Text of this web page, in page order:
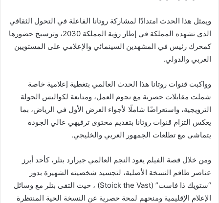
ويمثل هذا الحدث امتدادًا لمشاركة روتانا الفاعلة في التحول الثقافي
الذي تشهده المملكة في إطار رؤية المملكة 2030، وترسيخ حضورها
كمحرك رئيس في المشهدين السينمائي والإعلامي على المستويين
العربي والدولي.
وواكبت قنوات روتانا هذا الحدث العالمي بتغطية إعلامية خاصة
شملت مقابلات حصرية مع نجوم العمل، ومتابعة لكواليس الجولة
الترويجية، واستعراضًا شاملًا لأجواء العرض الأول في الرياض، بما
يعكس التزام قنوات روتانا بتقديم محتوى ترفيهي عالي الجودة
يتماشى مع تطلعات الجمهور العربي والخليجي.
ومن خلال قصة الفيلم يعود النجم العالمي جيرارد بتلر، كأحد أبرز
عناصر طاقم النسخة الأصلية، لتجسيد شخصيته الشهيرة بدور
“ستويك ذا فاست” (Stoick the Vast) ، حيث التقى بتلر مع وسائل
الإعلام الإقليمية ومنحهم لمحة حصرية عن النسخة الحية المنتظرة